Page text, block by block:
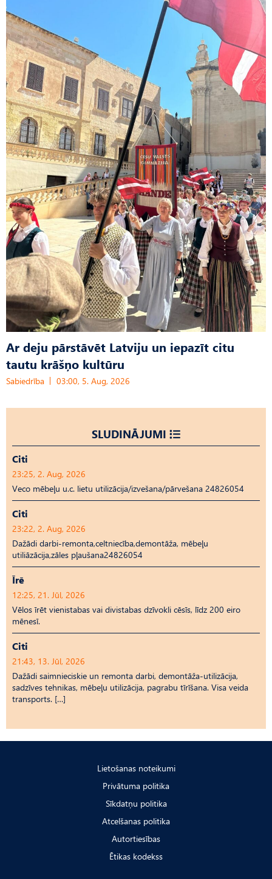
Ar deju pārstāvēt Latviju un iepazīt citu
tautu krāšņo kultūru
Sabiedrība 03:00, 5. Aug, 2026
SLUDINĀJUMI
Citi
23:25, 2. Aug, 2026
Veco mēbeļu u.c. lietu utilizācija/izvešana/pārvešana 24826054
Citi
23:22, 2. Aug, 2026
Dažādi darbi-remonta,celtniecība,demontāža, mēbeļu
utiliāzācija,zāles pļaušana24826054
Īrē
12:25, 21. Jūl, 2026
Vēlos īrēt vienistabas vai divistabas dzīvokli cēsīs, līdz 200 eiro
mēnesī.
Citi
21:43, 13. Jūl, 2026
Dažādi saimnieciskie un remonta darbi, demontāža-utilizācija,
sadzīves tehnikas, mēbeļu utilizācija, pagrabu tīrīšana. Visa veida
transports. […]
Lietošanas noteikumi
Privātuma politika
Sīkdatņu politika
Atcelšanas politika
Autortiesības
Ētikas kodekss